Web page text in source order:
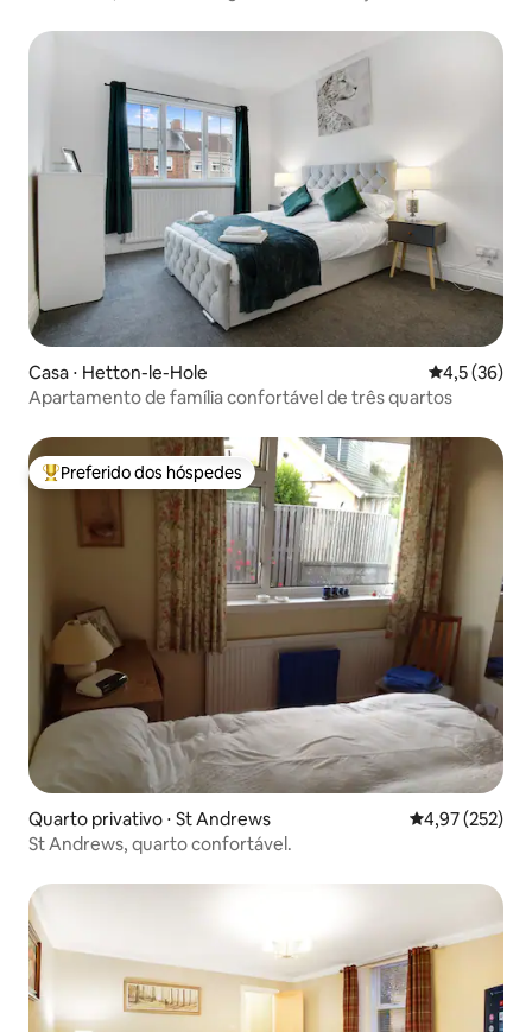
Casa ⋅ Hetton-le-Hole 4,5 de uma
4,5 (36)
Apartamento de família confortável de três quartos
Entre os melhores preferidos dos hóspedes
Preferido dos hóspedes
Quarto privativo ⋅ St Andrews 4,97 de uma
4,97 (252)
St Andrews, quarto confortável.